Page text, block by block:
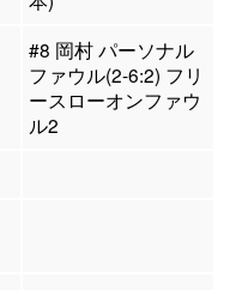
#8 岡村 パーソナル
ファウル(2-6:2) フリ
ースローオンファウ
ル2